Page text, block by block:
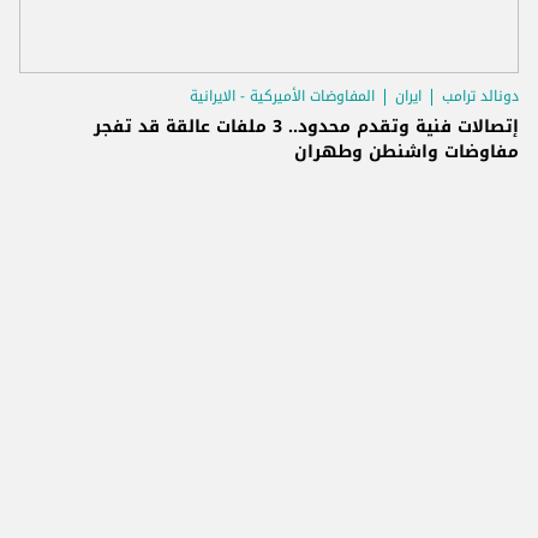
دونالد ترامب ايران المفاوضات الأميركية - الايرانية
إتصالات فنية وتقدم محدود.. 3 ملفات عالقة قد تفجر
مفاوضات واشنطن وطهران